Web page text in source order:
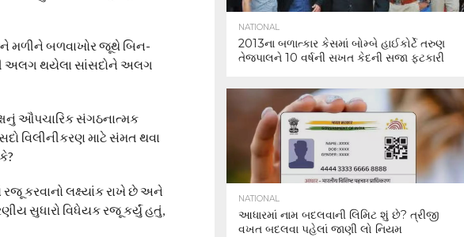
મળીને બળવાખોર જૂથે બિન-
અલગ થયેલા સાંસદોને અલગ
ઔપચારિક સંગઠનાત્મક
વિલીનીકરણ માટે સંમત થવા
કરવાનો લક્ષ્યાંક રાખે છે અને
સુધારો વિધેયક રજૂ કર્યું હતું,
NATIONAL
2013ના બળાત્કાર કેસમાં બોમ્બે હાઈકોર્ટે તરુણ
તેજપાલને 10 વર્ષની સખત કેદની સજા ફટકારી
NATIONAL
આધારમાં નામ બદલવાની લિમિટ શું છે? ત્રીજી
વખત બદલવા પહેલાં જાણી લો નિયમ